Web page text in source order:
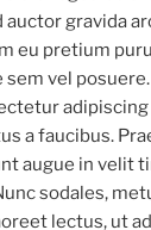
auctor gravida
eu pretium
vel
a faucibus.
augue in velit
sodales,
lectus, ut